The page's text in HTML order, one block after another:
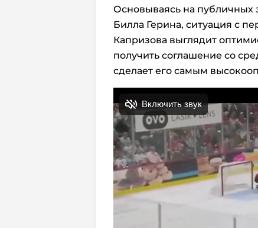
Основываясь на публичных
Билла Герина, ситуация с
Капризова выглядит
получить соглашение со
сделает его самым